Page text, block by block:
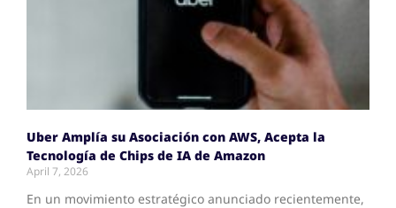
Uber Amplía su Asociación con AWS, Acepta la
Tecnología de Chips de IA de Amazon
April 7, 2026
En un movimiento estratégico anunciado recientemente,